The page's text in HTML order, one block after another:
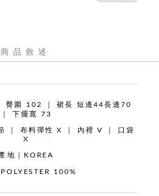
商品敘述